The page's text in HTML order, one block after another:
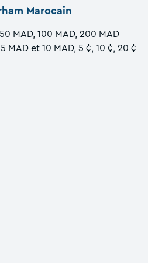
Marocain
MAD, 100 MAD, 200 MAD
MAD et 10 MAD, 5 ¢, 10 ¢, 20 ¢